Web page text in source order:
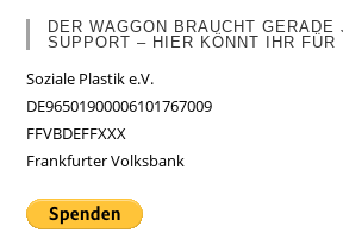
DER WAGGON BRAUCHT GERADE
SUPPORT – HIER KÖNNT IHR FÜR
Soziale Plastik e.V.
DE96501900006101767009
FFVBDEFFXXX
Frankfurter Volksbank